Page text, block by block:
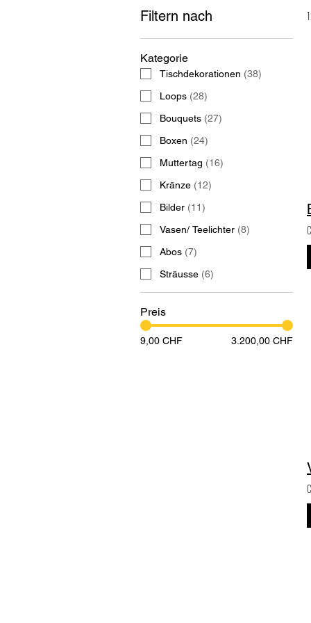
Filtern nach
Kategorie
Tischdekorationen (38)
Loops (28)
Bouquets (27)
Boxen (24)
Muttertag (16)
Kränze (12)
Bilder (11)
Vasen/ Teelichter (8)
Abos (7)
Sträusse (6)
Preis
9,00 CHF 3.200,00 CHF